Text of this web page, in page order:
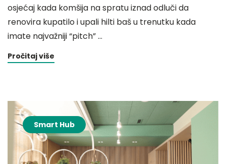
osjećaj kada komšija na spratu iznad odluči da
renovira kupatilo i upali hilti baš u trenutku kada
imate najvažniji “pitch” …
Pročitaj više
Smart Hub